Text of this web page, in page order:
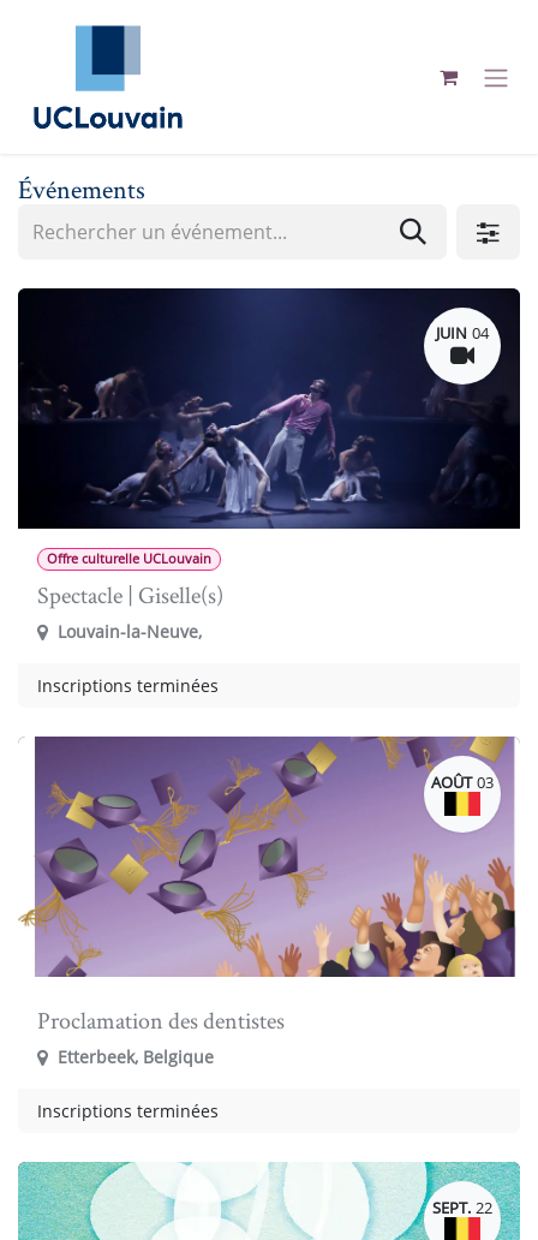
Se rendre au contenu
Événements
JUIN 04
Offre culturelle UCLouvain
Spectacle | Giselle(s)
Louvain-la-Neuve,
Inscriptions terminées
AOÛT 03
Proclamation des dentistes
Etterbeek, Belgique
Inscriptions terminées
SEPT. 22